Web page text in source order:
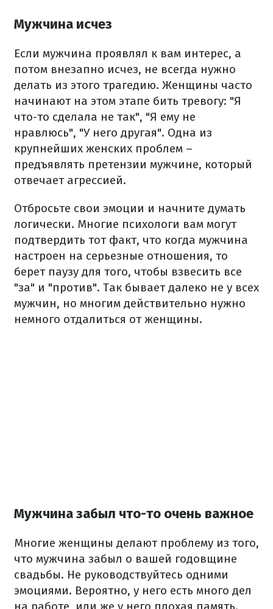
Мужчина исчез
Если мужчина проявлял к вам интерес, а
потом внезапно исчез, не всегда нужно
делать из этого трагедию. Женщины часто
начинают на этом этапе бить тревогу: "Я
что-то сделала не так", "Я ему не
нравлюсь", "У него другая". Одна из
крупнейших женских проблем –
предъявлять претензии мужчине, который
отвечает агрессией.
Отбросьте свои эмоции и начните думать
логически. Многие психологи вам могут
подтвердить тот факт, что когда мужчина
настроен на серьезные отношения, то
берет паузу для того, чтобы взвесить все
"за" и "против". Так бывает далеко не у всех
мужчин, но многим действительно нужно
немного отдалиться от женщины.
Мужчина забыл что-то очень важное
Многие женщины делают проблему из того,
что мужчина забыл о вашей годовщине
свадьбы. Не руководствуйтесь одними
эмоциями. Вероятно, у него есть много дел
на работе, или же у него плохая память.